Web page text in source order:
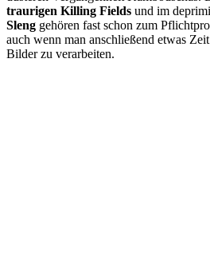
traurigen Killing Fields und im
Sleng gehören fast schon zum
auch wenn man anschließend etwas
Bilder zu verarbeiten.